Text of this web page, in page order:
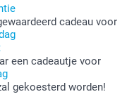
cadeau voor
een cadeautje voor
gekoesterd worden!